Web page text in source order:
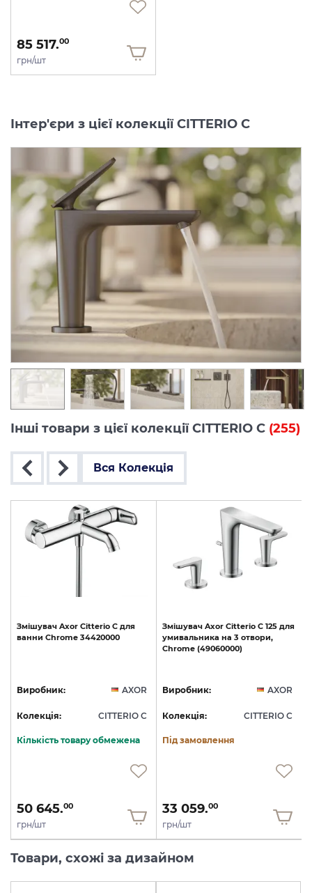
85 517.00
грн/шт
Інтер'єри з цієї колекції CITTERIO C
Інші товари з цієї колекції CITTERIO C (255)
Вся Колекція
Змішувач Axor Citterio C для
ванни Chrome 34420000
Виробник: AXOR
Колекція: CITTERIO C
Кількість товару обмежена
50 645.00
грн/шт
Змішувач Axor Citterio C 125 для
умивальника на 3 отвори,
Chrome (49060000)
Виробник: AXOR
Колекція: CITTERIO C
Під замовлення
33 059.00
грн/шт
Товари, схожі за дизайном